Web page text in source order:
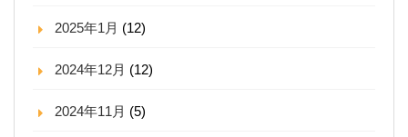
2025年1月 (12)
2024年12月 (12)
2024年11月 (5)